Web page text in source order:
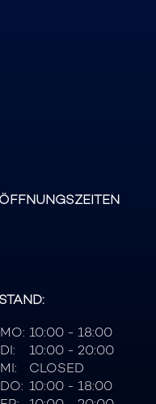
ÖFFNUNGSZEITEN
STAND:
MO: 10:00 - 18:00
DI:
10:00 - 20:00
MI:
CLOSED
DO: 10:00 - 18:00